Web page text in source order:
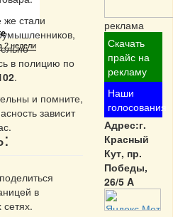
2 недели
же стали
в полицию по
.
и помните,
зависит
в
реклама
Скачать
прайс на
рекламу
Наши
голосования
Адрес:г.
Красный
Кут, пр.
Победы,
26/5 A